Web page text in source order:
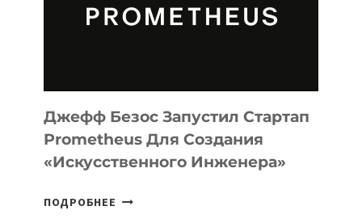
ДЛЯ
ПРОГРАММИРОВАНИЯ
И
LINUX
Джефф Безос Запустил Стартап
Prometheus Для Создания
«искусственного Инженера»
ПОДРОБНЕЕ ДЖЕФФ